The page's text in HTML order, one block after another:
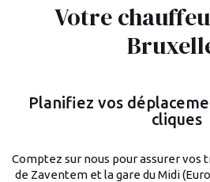
Votre
Planifiez vos
cliques
Comptez sur nous pour assurer
de Zaventem et la gare du Midi